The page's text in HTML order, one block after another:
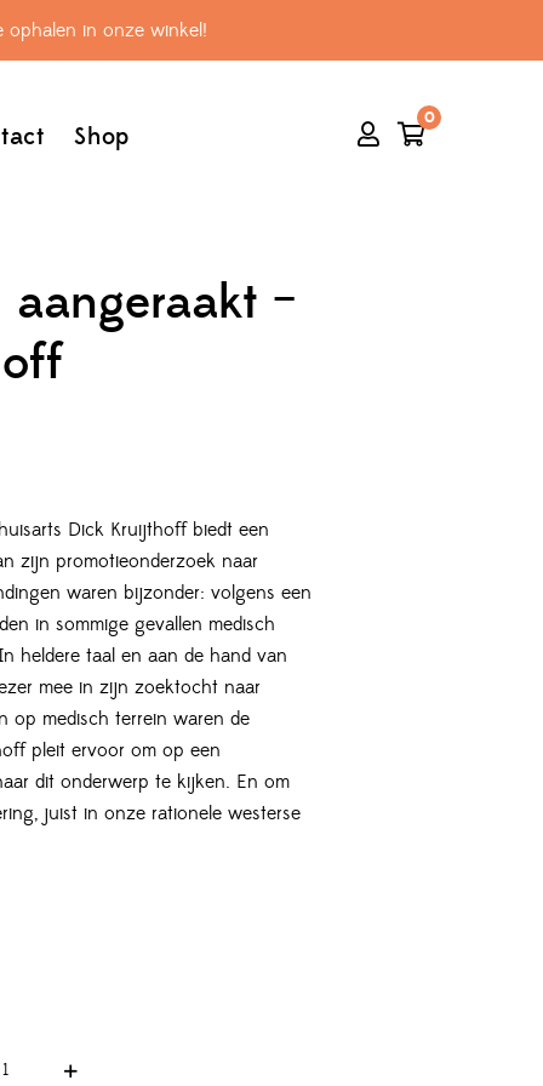
ophalen in onze winkel!
Shop
0
–
Dick Kruijthoff biedt een
zijn promotieonderzoek naar
waren bijzonder: volgens een
in sommige gevallen medisch
heldere taal en aan de hand van
mee in zijn zoektocht naar
op medisch terrein waren de
pleit ervoor om op een
dit onderwerp te kijken. En om
juist in onze rationele westerse